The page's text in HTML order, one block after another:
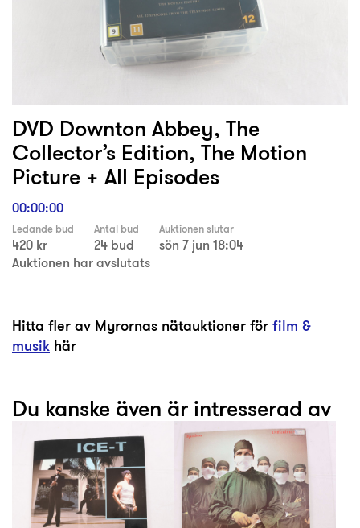
DVD Downton Abbey, The
Collector’s Edition, The Motion
Picture + All Episodes
00:00:00
Ledande bud
420 kr
Antal bud
24 bud
Auktionen slutar
sön 7 jun 18:04
Auktionen har avslutats
Hitta fler av Myrornas nätauktioner förfilm &
musik här
Du kanske även är intresserad av